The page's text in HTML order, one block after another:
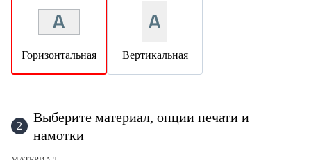
Горизонтальная Вертикальная
2
Выберите материал, опции печати и
намотки